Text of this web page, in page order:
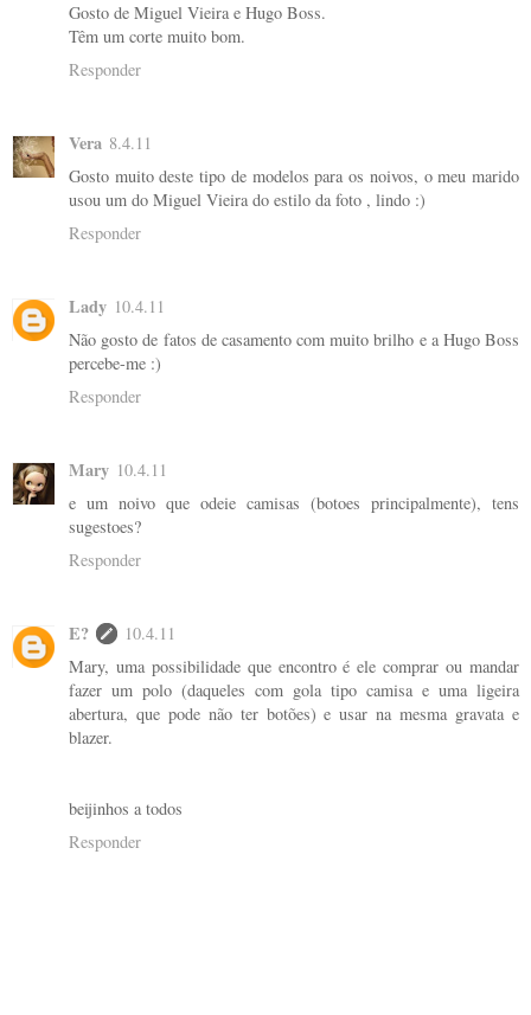
Gosto de Miguel Vieira e Hugo Boss.
Têm um corte muito bom.
Responder
Vera 8.4.11
Gosto muito deste tipo de modelos para os noivos, o meu marido
usou um do Miguel Vieira do estilo da foto , lindo :)
Responder
Lady 10.4.11
Não gosto de fatos de casamento com muito brilho e a Hugo Boss
percebe-me :)
Responder
Mary 10.4.11
e um noivo que odeie camisas (botoes principalmente), tens
sugestoes?
Responder
E?
10.4.11
Mary, uma possibilidade que encontro é ele comprar ou mandar
fazer um polo (daqueles com gola tipo camisa e uma ligeira
abertura, que pode não ter botões) e usar na mesma gravata e
blazer.
beijinhos a todos
Responder